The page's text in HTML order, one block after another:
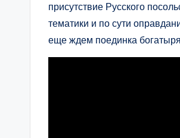
присутствие Русского
тематики и по сути
еще ждем поединка